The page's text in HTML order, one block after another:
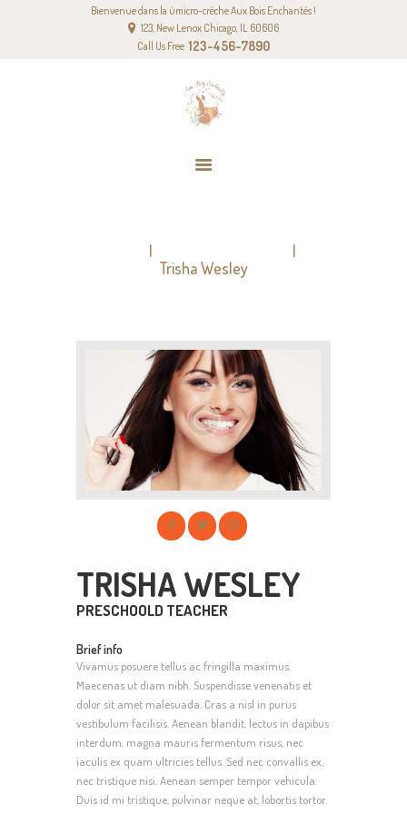
Bienvenue dans la ùmicro-crèche Aux Bois Enchantés !
123, New Lenox Chicago, IL 60606
Call Us Free 123-456-7890
Trisha Wesley
ACCUEIL
NOTRE PROJET PÉDAGOGIQUE
TRISHA WESLEY
PRESCHOOLD TEACHER
Brief info
Vivamus posuere tellus ac fringilla maximus.
Maecenas ut diam nibh. Suspendisse venenatis et
dolor sit amet malesuada. Cras a nisl in purus
vestibulum facilisis. Aenean blandit, lectus in dapibus
interdum, magna mauris fermentum risus, nec
iaculis ex quam ultricies tellus. Sed nec convallis ex,
nec tristique nisi. Aenean semper tempor vehicula.
Duis id mi tristique, pulvinar neque at, lobortis tortor.